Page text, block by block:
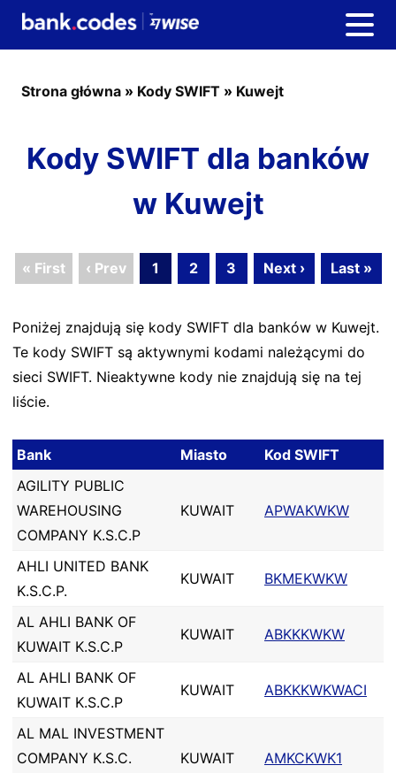
Strona główna » Kody SWIFT » Kuwejt
Kody SWIFT dla banków
w Kuwejt
« First ‹ Prev 1 2 3 Next › Last »
Poniżej znajdują się kody SWIFT dla banków w Kuwejt.
Te kody SWIFT są aktywnymi kodami należącymi do
sieci SWIFT. Nieaktywne kody nie znajdują się na tej
liście.
Bank Miasto
Kod SWIFT
AGILITY PUBLIC
WAREHOUSING
COMPANY K.S.C.P
KUWAIT APWAKWKW
AHLI UNITED BANK
K.S.C.P.
KUWAIT BKMEKWKW
AL AHLI BANK OF
KUWAIT K.S.C.P
KUWAIT ABKKKWKW
AL AHLI BANK OF
KUWAIT K.S.C.P
KUWAIT ABKKKWKWACI
AL MAL INVESTMENT
COMPANY K.S.C.
KUWAIT AMKCKWK1